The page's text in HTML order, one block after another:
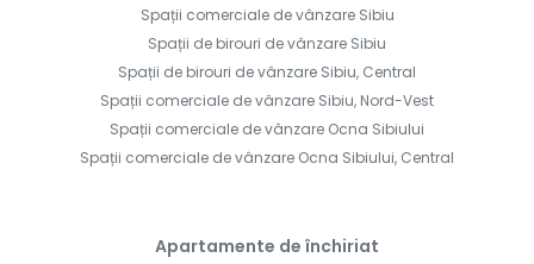
Spații comerciale de vânzare Sibiu
Spații de birouri de vânzare Sibiu
Spații de birouri de vânzare Sibiu, Central
Spații comerciale de vânzare Sibiu, Nord-Vest
Spații comerciale de vânzare Ocna Sibiului
Spații comerciale de vânzare Ocna Sibiului, Central
Apartamente de închiriat